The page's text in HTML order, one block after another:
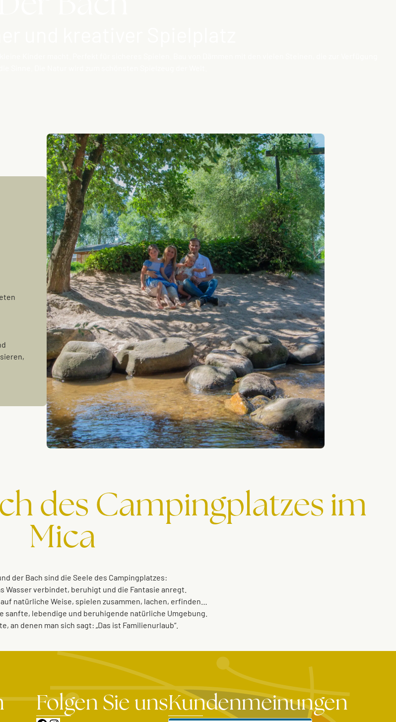
des Campingplatzes im
Mica
der Bach sind die Seele des Campingplatzes:
Wasser verbindet, beruhigt und die Fantasie anregt.
natürliche Weise, spielen zusammen, lachen, erfinden…
sanfte, lebendige und beruhigende natürliche Umgebung.
an denen man sich sagt: „Das ist Familienurlaub“.
Folgen Sie unsKundenmeinungen